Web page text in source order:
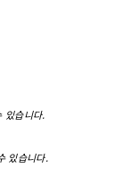
있습니다.
있습니다.